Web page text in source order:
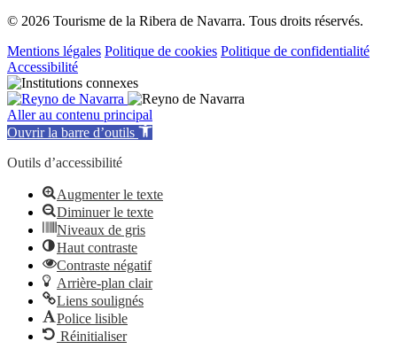
© 2026 Tourisme de la Ribera de Navarra. Tous droits réservés.
Mentions légales Politique de cookies Politique de confidentialité
Accessibilité
Aller au contenu principal
Ouvrir la barre d’outils
Outils d’accessibilité
Augmenter le texte
Diminuer le texte
Niveaux de gris
Haut contraste
Contraste négatif
Arrière-plan clair
Liens soulignés
Police lisible
Réinitialiser